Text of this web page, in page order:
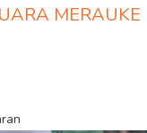
MERAUKE